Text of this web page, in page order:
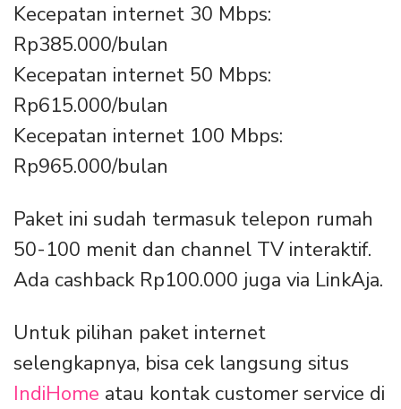
Kecepatan internet 30 Mbps:
Rp385.000/bulan
Kecepatan internet 50 Mbps:
Rp615.000/bulan
Kecepatan internet 100 Mbps:
Rp965.000/bulan
Paket ini sudah termasuk telepon rumah
50-100 menit dan channel TV interaktif.
Ada cashback Rp100.000 juga via LinkAja.
Untuk pilihan paket internet
selengkapnya, bisa cek langsung situs
IndiHome atau kontak customer service di